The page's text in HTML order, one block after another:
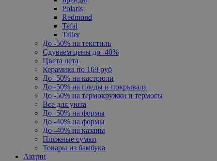
Polaris
Redmond
Tefal
Taller
До -50% на текстиль
Сдуваем цены до -40%
Цвета лета
Керамика по 169 руб
До -50% на кастрюли
До -50% на пледы и покрывала
До -50% на термокружки и термосы
Все для уюта
До -50% на формы
До -40% на формы
До -40% на казаны
Пляжные сумки
Товары из бамбука
Акции